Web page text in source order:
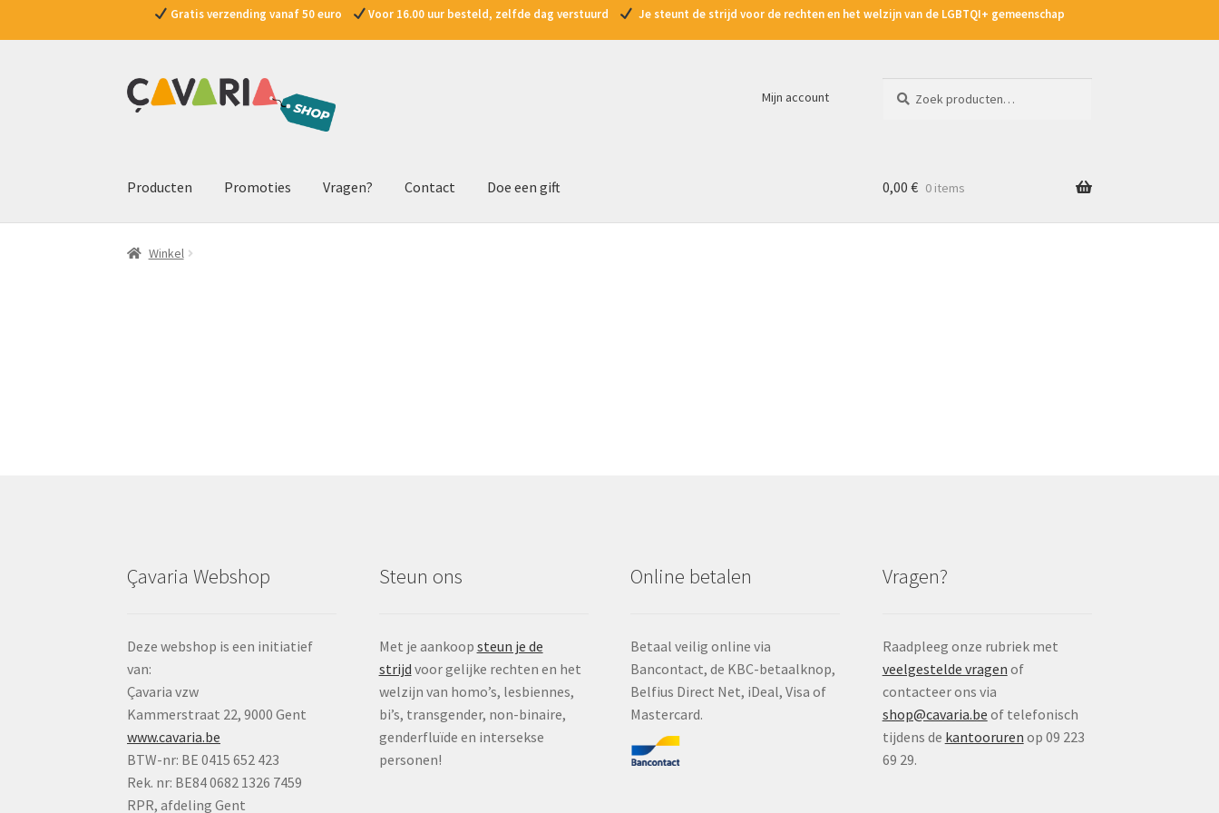
Gratis verzending vanaf 50 euro Voor 16.00 uur besteld, zelfde dag verstuurd Je steunt de strijd voor de rechten en het welzijn van de LGBTQI+ gemeenschap
Ga
door
Ga
naar
Mijn account
naar:
Producten Promoties Vragen? Contact Doe een gift 0,00 € 0 items
Winkel
Çavaria Webshop
Deze webshop is een initiatief
van:
Çavaria vzw
Kammerstraat 22, 9000 Gent
www.cavaria.be
BTW-nr: BE 0415 652 423
Rek. nr: BE84 0682 1326 7459
RPR, afdeling Gent
Steun ons
Met je aankoop steun je de
strijd voor gelijke rechten en het
welzijn van homo’s, lesbiennes,
bi’s, transgender, non-binaire,
genderfluïde en intersekse
personen!
Online betalen
Betaal veilig online via
Bancontact, de KBC-betaalknop,
Belfius Direct Net, iDeal, Visa of
Mastercard.
Vragen?
Raadpleeg onze rubriek met
veelgestelde vragen of
contacteer ons via
shop@cavaria.be of telefonisch
tijdens de kantooruren op 09 223
69 29.